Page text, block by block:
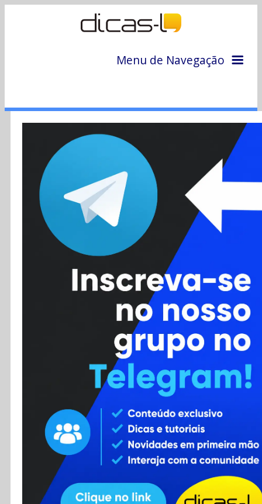
Menu de Navegação
Colunas
Colaboradores
Cursos
Enviar Dica
Contato
RSS